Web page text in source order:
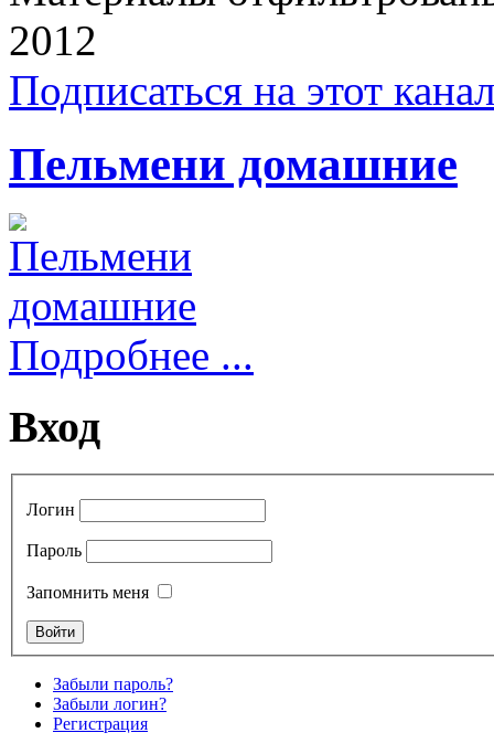
2012
Подписаться на этот
Пельмени домашние
Подробнее ...
Вход
Логин
Пароль
Запомнить меня
Забыли пароль?
Забыли логин?
Регистрация